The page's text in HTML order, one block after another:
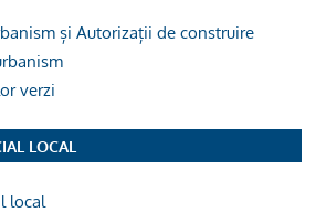
și Autorizații de construire
verzi
LOCAL
local